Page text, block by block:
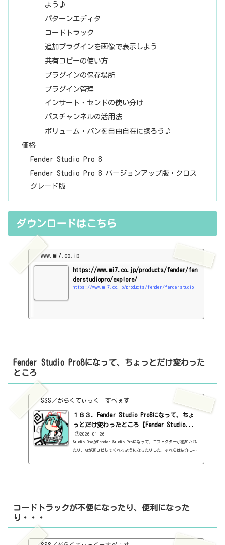
よう♪
パターンエディタ
コードトラック
追加プラグインを画像で表示しよう
共有コピーの使い方
プラグインの保存場所
プラグイン管理
インサート・センドの使い分け
バスチャンネルの活用法
ボリューム・パンを自由自在に操ろう♪
価格
Fender Studio Pro 8
Fender Studio Pro 8 バージョンアップ版・クロス
グレード版
ダウンロードはこちら
www.mi7.co.jp
https://www.mi7.co.jp/products/fender/fen
derstudiopro/explore/
https://www.mi7.co.jp/products/fender/fenderstudiopro/explore/
Fender Studio Pro8になって、ちょっとだけ変わった
ところ
SSS／がらくてぃっく＝すぺぇす
１８３．Fender Studio Pro8になって、ちょ
っとだけ変わったところ【Fender Studio...
🕒️2026-01-26
Studio OneがFender Studio Proになって、エフェクターが追加され
たり、AIが耳コピしてくれるようになったりした。それらは紹介した
て...
コードトラックが不便になったり、便利になった
り・・・